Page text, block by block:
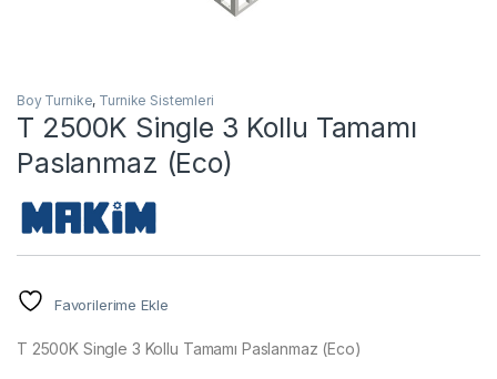
Boy Turnike, Turnike Sistemleri
T 2500K Single 3 Kollu Tamamı
Paslanmaz (Eco)
Favorilerime Ekle
T 2500K Single 3 Kollu Tamamı Paslanmaz (Eco)